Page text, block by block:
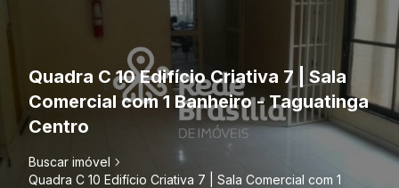
Quadra C 10 Edifício Criativa 7 | Sala
Comercial com 1 Banheiro - Taguatinga
Centro
Buscar imóvel
Quadra C 10 Edifício Criativa 7 | Sala Comercial com 1